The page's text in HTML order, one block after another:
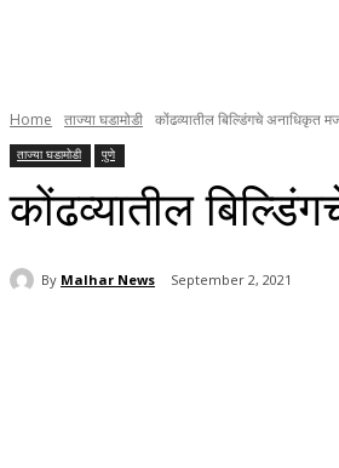
Home ताज्या घडामोडी कोंढव्यातील बिल्डिंगचे अनाधिकृत
ताज्या घडामोडी पुणे
कोंढव्यातील
By Malhar News September 2, 2021